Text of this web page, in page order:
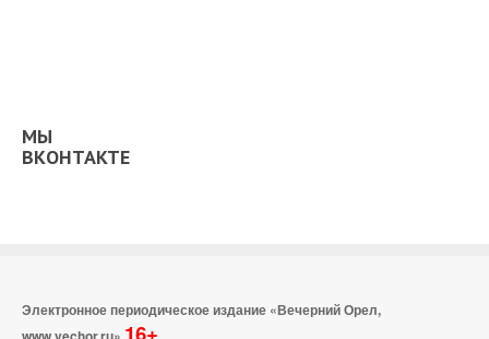
МЫ
ВКОНТАКТЕ
Электронное периодическое издание «Вечерний Орел,
16+